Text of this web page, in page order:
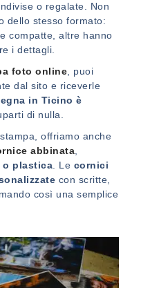
o regalate. Non
dello stesso formato:
compatte, altre hanno
i dettagli.
foto online , puoi
dal sito e riceverle
in Ticino è
di nulla.
offriamo anche
abbinata
o plastica . Le cornici
con scritte,
così una semplice